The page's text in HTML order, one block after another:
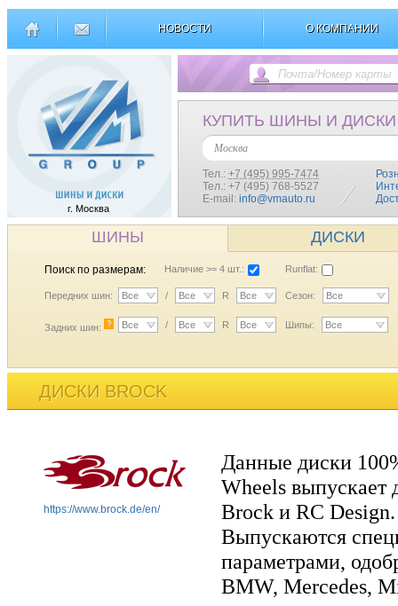
НОВОСТИ О КОМПАНИИ
г. Москва
КУПИТЬ ШИНЫ И ДИСКИ
Москва
Тел.: +7 (495) 995-7474
Тел.: +7 (495) 768-5527
E-mail: info@vmauto.ru
ШИНЫ ДИСКИ
Поиск по размерам: Наличие >= 4 шт.: Runflat:
Передних шин: Все / Все R Все Сезон: Все
Задних шин: ? Все / Все R Все Шипы: Все
ДИСКИ BROCK
https://www.brock.de/en/
Данные диски
Wheels выпускает
Brock и RC Design.
Выпускаются
параметрами,
BMW, Mercedes,